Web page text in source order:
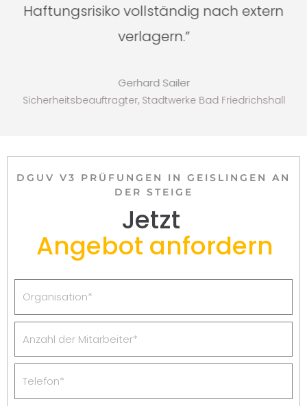
Haftungsrisiko vollständig nach extern
verlagern.”
Gerhard Sailer
Sicherheitsbeauftragter, Stadtwerke Bad Friedrichshall
DGUV V3 PRÜFUNGEN IN GEISLINGEN AN
DER STEIGE
Jetzt
Angebot anfordern